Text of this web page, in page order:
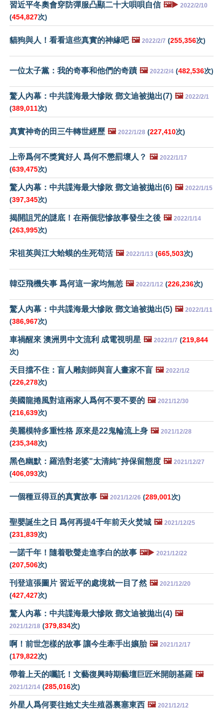
習近平冬奧會穿防彈服凸顯二十大唄唄自信 🖼️▶️ 2022/2/10
(454,827次)
貓狗與人！看看這些真實的神緣吧 🖼️ 2022/2/7 (255,356次)
一位太子黨：我的奇事和他們的奇蹟 🖼️ 2022/2/4 (482,536次)
驚人內幕：中共諜海最大慘敗 鄧文迪被拋出(7) 🖼️ 2022/2/1
(389,011次)
真實神奇的田三牛轉世經歷 🖼️ 2022/1/28 (227,410次)
上帝爲何不獎賞好人 爲何不懲罰壞人？ 🖼️ 2022/1/17
(639,475次)
驚人內幕：中共諜海最大慘敗 鄧文迪被拋出(6) 🖼️ 2022/1/15
(397,345次)
揭開詛咒的謎底！在兩個悲慘故事發生之後 🖼️ 2022/1/14
(263,995次)
宋祖英與江大蛤蟆的生死苟活 🖼️ 2022/1/13 (665,503次)
韓亞飛機失事 爲何這一家均無恙 🖼️ 2022/1/12 (226,236次)
驚人內幕：中共諜海最大慘敗 鄧文迪被拋出(5) 🖼️ 2022/1/11
(386,967次)
車禍醒來 澳洲男中文流利 成電視明星 🖼️ 2022/1/7 (219,844
次)
天目擋不住：盲人雕刻師與盲人畫家不盲 🖼️ 2022/1/2
(226,278次)
美國龍捲風對這兩家人爲何不要不要的 🖼️ 2021/12/30
(216,639次)
美麗模特多重性格 原來是22鬼輪流上身 🖼️ 2021/12/28
(235,348次)
黑色幽默：羅浩對老婆"太清純"持保留態度 🖼️ 2021/12/27
(406,093次)
一個種豆得豆的真實故事 🖼️ 2021/12/26 (289,001次)
聖嬰誕生之日 爲何再提4千年前天火焚城 🖼️ 2021/12/25
(231,839次)
一諾千年！隨着歌聲走進李白的故事 🖼️▶️ 2021/12/22
(207,506次)
刊登這張圖片 習近平的處境就一目了然 🖼️ 2021/12/20
(427,427次)
驚人內幕：中共諜海最大慘敗 鄧文迪被拋出(4) 🖼️
2021/12/18 (379,834次)
啊！前世怎樣的故事 讓今生牽手出孃胎 🖼️ 2021/12/17
(179,822次)
帶着上天的囑託！文藝復興時期藝壇巨匠米開朗基羅 🖼️
2021/12/14 (285,016次)
外星人爲何要往她丈夫生殖器裏塞東西 🖼️ 2021/12/12